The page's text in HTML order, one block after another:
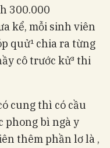
300.000
kể, mỗi sinh viên
quử¹ chia ra từng
cô trước kử³ thi
thì có cầu
phong bì ngà y
thêm phần lơ là ,